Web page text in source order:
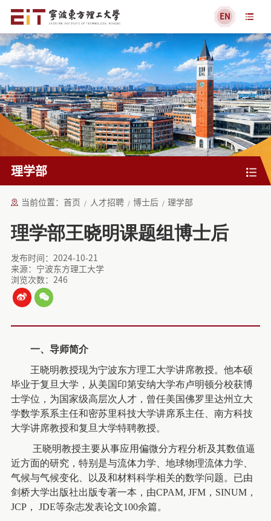
EN
理学部
当前位置：首页 人才招聘 博士后 理学部
理学部王晓明课题组博士后
发布时间：2024-10-21
来源：宁波东方理工大学
浏览次数： 246
一、 导师简介
王晓明教授现为宁波东方理工大学讲席教授。他本硕
毕业于复旦大学，从美国印第安纳大学布卢明顿分校获博
士学位，为国家级高层次人才，曾任美国佛罗里达州立大
学数学系系主任和密苏里科技大学讲席系主任、南方科技
大学讲席教授和复旦大学特聘教授。
王晓明教授主要从事应用偏微分方程分析及其数值逼
近方面的研究，特别是与流体力学、地球物理流体力学、
气候与气候变化、以及和材料科学相关的数学问题。已由
剑桥大学出版社出版专著一本，由CPAM, JFM， SINUM，
JCP， JDE等杂志发表论文100余篇。